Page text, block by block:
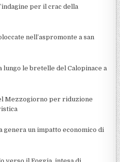
per il crac della
nell’aspromonte a san
le bretelle del Calopinace a
Mezzogiorno per riduzione
genera un impatto economico di